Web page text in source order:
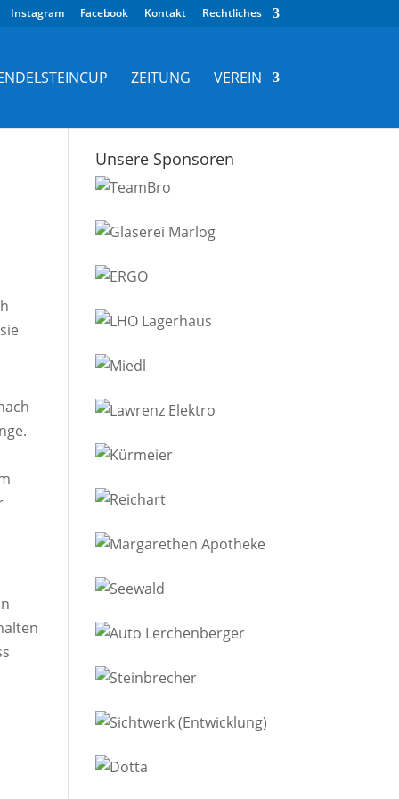
Instagram Facebook Kontakt Rechtliches
ZEITUNG VEREIN
Unsere Sponsoren